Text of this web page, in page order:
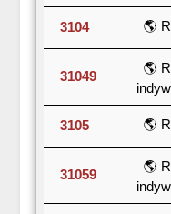
3104 🌎
31049
🌎
3105 🌎
31059
🌎